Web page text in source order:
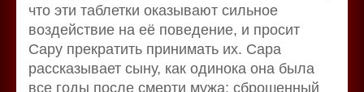
что эти таблетки оказывают сильное
воздействие на её поведение, и просит
Сару прекратить принимать их. Сара
рассказывает сыну, как одинока она была
все годы после смерти мужа; сброшенный